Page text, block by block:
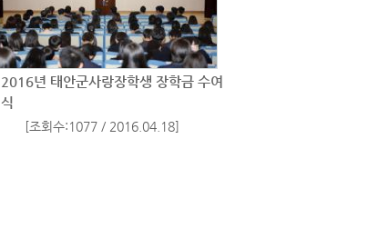
2016년 태안군사랑장학생 장학금 수여
식
[조회수:1077 / 2016.04.18]